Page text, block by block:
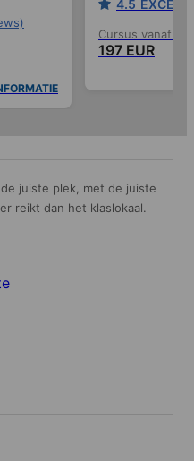
4.5
Cursus vanaf
197 EUR
juiste plek, met de juiste
reikt dan het klaslokaal.